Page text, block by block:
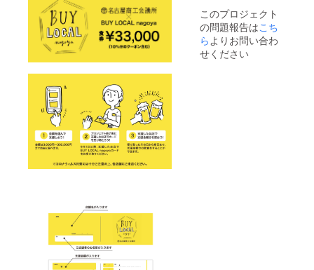
させて
頂きま
す。
さい。
※「お届
け先情
報」が
必須に
このプロジェクト
の問題報告はこち
ら よりお問い合わ
せください